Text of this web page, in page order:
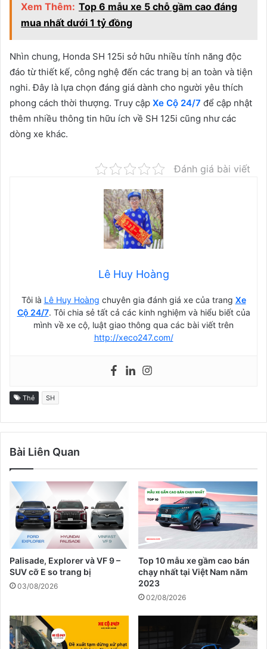
Xem Thêm: Top 6 mẫu xe 5 chỗ gầm cao đáng
mua nhất dưới 1 tỷ đồng
Nhìn chung, Honda SH 125i sở hữu nhiều tính năng độc
đáo từ thiết kế, công nghệ đến các trang bị an toàn và tiện
nghi. Đây là lựa chọn đáng giá dành cho người yêu thích
phong cách thời thượng. Truy cập Xe Cộ 24/7 để cập nhật
thêm nhiều thông tin hữu ích về SH 125i cũng như các
dòng xe khác.
Đánh giá bài viết
Lê Huy Hoàng
Tôi là Lê Huy Hoàng chuyên gia đánh giá xe của trang Xe
Cộ 24/7. Tôi chia sẻ tất cả các kinh nghiệm và hiểu biết của
mình về xe cộ, luật giao thông qua các bài viết trên
http://xeco247.com/
Thẻ SH
Bài Liên Quan
Palisade, Explorer và VF 9 –
SUV cỡ E so trang bị
03/08/2026
Top 10 mẫu xe gầm cao bán
chạy nhất tại Việt Nam năm
2023
02/08/2026